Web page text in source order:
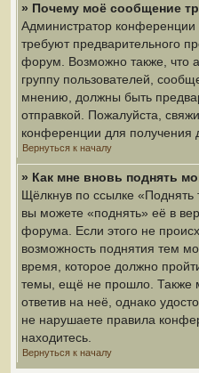
» Почему моё сообщение
Администратор
требуют предварительного
форум. Возможно также, что
группу пользователей,
мнению, должны быть
отправкой. Пожалуйста,
конференции для получения
Вернуться к началу
» Как мне вновь поднять
Щёлкнув по ссылке «Поднять
вы можете «поднять» её в
форума. Если этого не
возможность поднятия тем
время, которое должно
темы, ещё не прошло. Также
ответив на неё, однако
не нарушаете правила
находитесь.
Вернуться к началу